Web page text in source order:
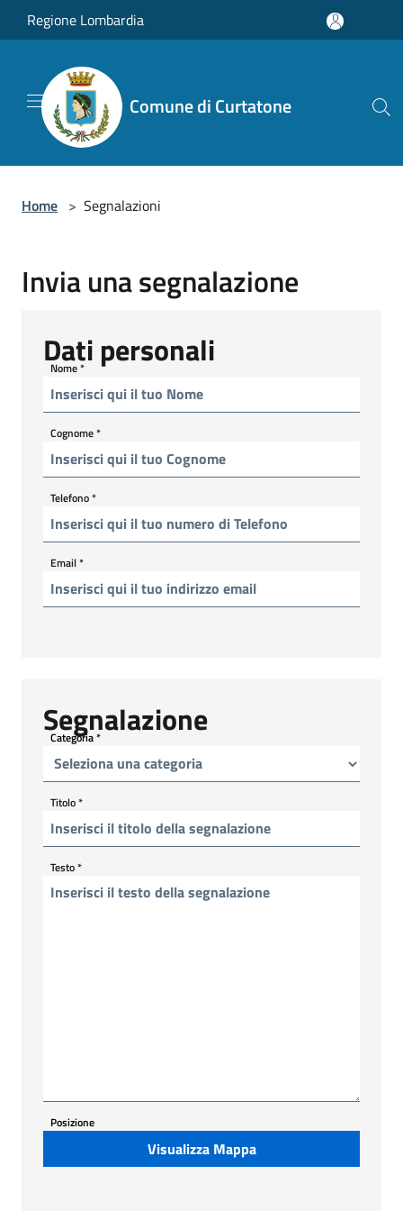
Salta al contenuto principale
Regione Lombardia
Comune di Curtatone
Home > Segnalazioni
Invia una segnalazione
Dati personali
Nome*
Cognome*
Telefono*
Email*
Segnalazione
Categoria*
Titolo*
Testo*
Posizione
Visualizza Mappa